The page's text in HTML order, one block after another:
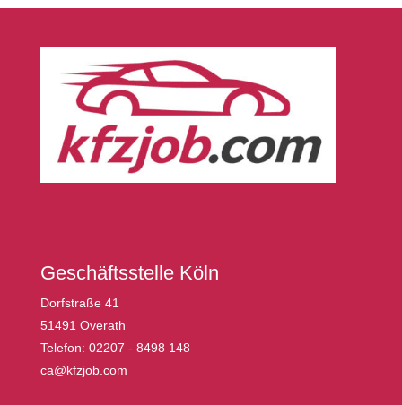
Geschäftsstelle Köln
Dorfstraße 41
51491 Overath
Telefon: 02207 - 8498 148
ca@kfzjob.com